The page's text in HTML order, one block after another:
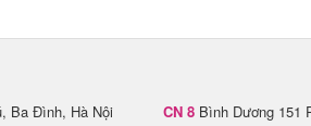
Ba Đình, Hà Nội
CN 8 Bình Dương 151